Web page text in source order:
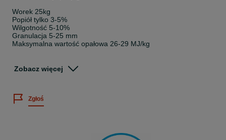
Worek 25kg
Popiół tylko 3-5%
Wilgotność 5-10%
Granulacja 5-25 mm
Maksymalna wartość opałowa 26-29 MJ/kg
UWAGA – ZWOLNIENIE Z PODATKU AKCYZOWEGO!
W związku ze zmianą przepisów dotyczących zwolnienia z podatku
przeciwnym wypadku kupujący będzie obciążony opłatą akcyzową
Zobacz więcej
Zgłoś